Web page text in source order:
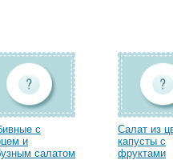
с
и
салатом
Салат из
капусты с
фруктами